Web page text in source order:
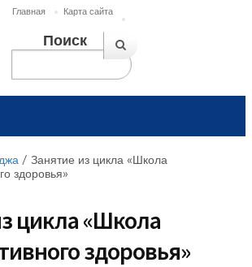
Главная Карта сайта
Поиск
/ Занятие из цикла «Школа
здоровья»
цикла «Школа
здоровья»